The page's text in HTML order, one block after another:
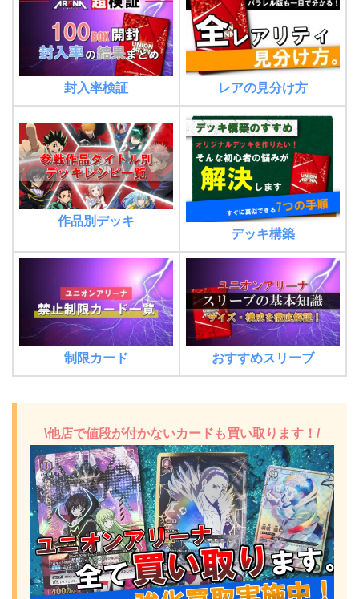
封入率検証 レアの見分け方
作品別デッキ
デッキ構築
制限カード おすすめスリーブ
\他店で値段が付かないカードも買い取ります！/